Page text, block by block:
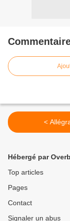
<
Hébergé par
Top articles
Pages
Contact
Signaler un abus